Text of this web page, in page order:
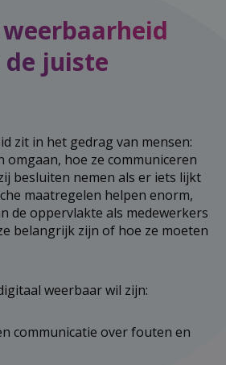
juiste
zit in het gedrag van mensen:
omgaan, hoe ze communiceren
besluiten nemen als er iets lijkt
maatregelen helpen enorm,
de oppervlakte als medewerkers
belangrijk zijn of hoe ze moeten
weerbaar wil zijn:
communicatie over fouten en